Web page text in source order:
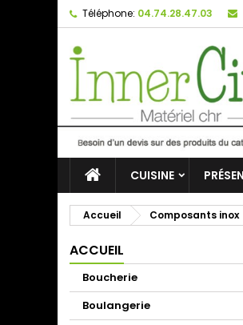
Téléphone: 04.74.28.47.03
CUISINE
Accueil Composants inox
ACCUEIL
Boucherie
Boulangerie